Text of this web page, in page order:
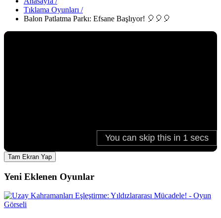
Tıklama Oyunları /
Balon Patlatma Parkı: Efsane Başlıyor! 🎈🎈🎈
Tam Ekran Yap
Yeni Eklenen Oyunlar